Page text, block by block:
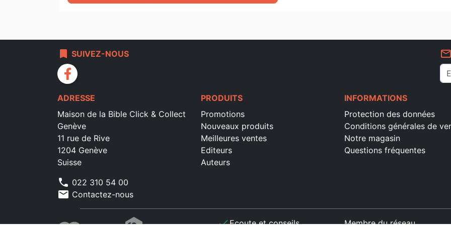
bookmark SUIVEZ-NOUS
facebook
mail_outline
ADRESSE
Maison de la Bible Click & Collect
Genève
11 rue de Rive
1204 Genève
Suisse
phone 022 310 54 00
mail Contactez-nous
PRODUITS
Promotions
Nouveaux produits
Meilleures ventes
Editeurs
Auteurs
INFORMATIONS
Protection des données
Conditions générales de
Notre magasin
Questions fréquentes
Ecoute et conseils Membre du réseau